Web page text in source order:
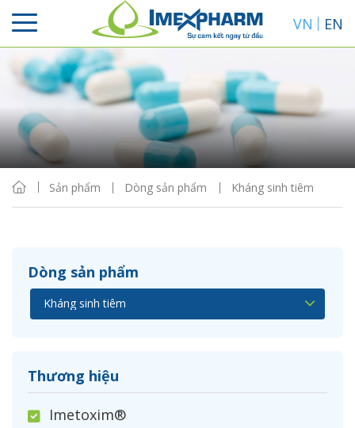
VN EN
Sản phẩm Dòng sản phẩm Kháng sinh tiêm
Dòng sản phẩm
Thương hiệu
Imetoxim®
Sắp xếp
Hiển thị